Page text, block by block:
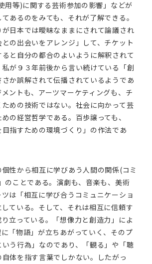
用等)に関する芸術参加の影響」などが
あるのをみても、それが了解できる。
日本では曖昧なままにされて論議され
の出会いをアレンジ」して、チケット
と自分の都合のよいように解釈されて
が９３年前後から言い続けている「創
か誤解されて伝播されているようであ
ントも、アーツマーケティングも、チ
めの技術ではない。社会に向かって芸
の経営哲学である。百歩譲っても、
目指すための環境づくり」の作法であ
性から相互に学びあう人間の関係(コミ
のことである。演劇も、音楽も、美術
は「相互に学び合うコミュニケーショ
ている。そして、それは相互に信頼す
立っている。「想像力と創造力」によ
「物語」が立ちあがっていく、そのプ
う行為」なのであり、「観る」や「聴
体を指す言葉でしかない。したがっ